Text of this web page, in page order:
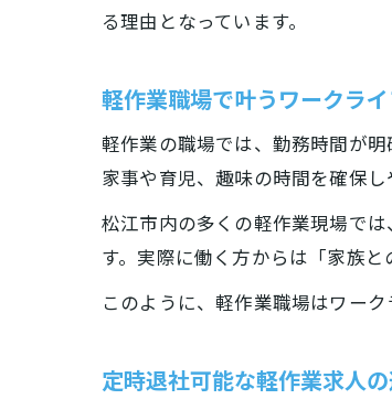
る理由となっています。
軽作業職場で叶うワークラ
軽作業の職場では、勤務時間が
家事や育児、趣味の時間を確保
松江市内の多くの軽作業現場で
す。実際に働く方からは「家族
このように、軽作業職場はワー
定時退社可能な軽作業求人